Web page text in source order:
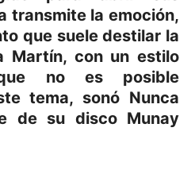
transmite la emoción,
que suele destilar la
Martín, con un estilo
no es posible
tema, sonó Nunca
de su disco Munay